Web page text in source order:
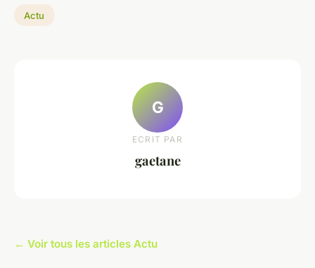
Actu
G
ECRIT PAR
gaetane
← Voir tous les articles Actu